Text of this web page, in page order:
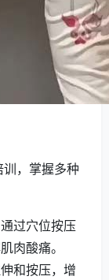
，掌握多种
过穴位按压
肉酸痛。
和按压，增